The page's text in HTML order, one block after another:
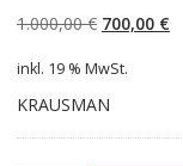
1.000,00€
war:
1.000,00 €
700,00 €
inkl. 19 % MwSt.
KRAUSMAN